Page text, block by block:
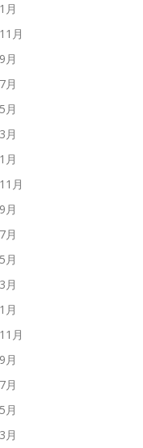
月
月
月
月
月
月
月
月
月
月
月
月
月
月
月
月
月
月